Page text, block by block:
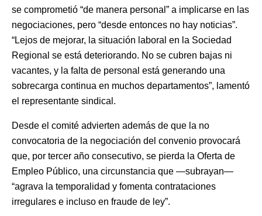
se comprometió “de manera personal” a implicarse en las
negociaciones, pero “desde entonces no hay noticias”.
“Lejos de mejorar, la situación laboral en la Sociedad
Regional se está deteriorando. No se cubren bajas ni
vacantes, y la falta de personal está generando una
sobrecarga continua en muchos departamentos”, lamentó
el representante sindical.
Desde el comité advierten además de que la no
convocatoria de la negociación del convenio provocará
que, por tercer año consecutivo, se pierda la Oferta de
Empleo Público, una circunstancia que —subrayan—
“agrava la temporalidad y fomenta contrataciones
irregulares e incluso en fraude de ley”.